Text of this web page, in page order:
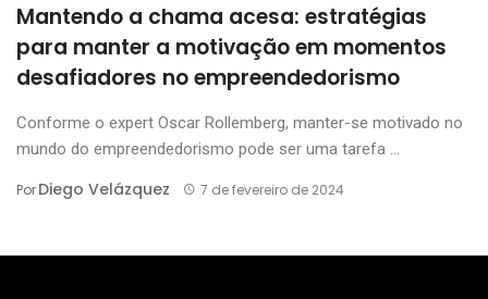
Mantendo a chama acesa: estratégias
para manter a motivação em momentos
desafiadores no empreendedorismo
Conforme o expert Oscar Rollemberg, manter-se motivado no
mundo do empreendedorismo pode ser uma tarefa ...
PorDiego Velázquez 7 de fevereiro de 2024